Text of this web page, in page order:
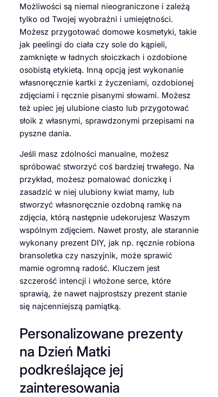
Możliwości są niemal nieograniczone i zależą
tylko od Twojej wyobraźni i umiejętności.
Możesz przygotować domowe kosmetyki, takie
jak peelingi do ciała czy sole do kąpieli,
zamknięte w ładnych słoiczkach i ozdobione
osobistą etykietą. Inną opcją jest wykonanie
własnoręcznie kartki z życzeniami, ozdobionej
zdjęciami i ręcznie pisanymi słowami. Możesz
też upiec jej ulubione ciasto lub przygotować
słoik z własnymi, sprawdzonymi przepisami na
pyszne dania.
Jeśli masz zdolności manualne, możesz
spróbować stworzyć coś bardziej trwałego. Na
przykład, możesz pomalować doniczkę i
zasadzić w niej ulubiony kwiat mamy, lub
stworzyć własnoręcznie ozdobną ramkę na
zdjęcia, którą następnie udekorujesz Waszym
wspólnym zdjęciem. Nawet prosty, ale starannie
wykonany prezent DIY, jak np. ręcznie robiona
bransoletka czy naszyjnik, może sprawić
mamie ogromną radość. Kluczem jest
szczerość intencji i włożone serce, które
sprawią, że nawet najprostszy prezent stanie
się najcenniejszą pamiątką.
Personalizowane prezenty
na Dzień Matki
podkreślające jej
zainteresowania